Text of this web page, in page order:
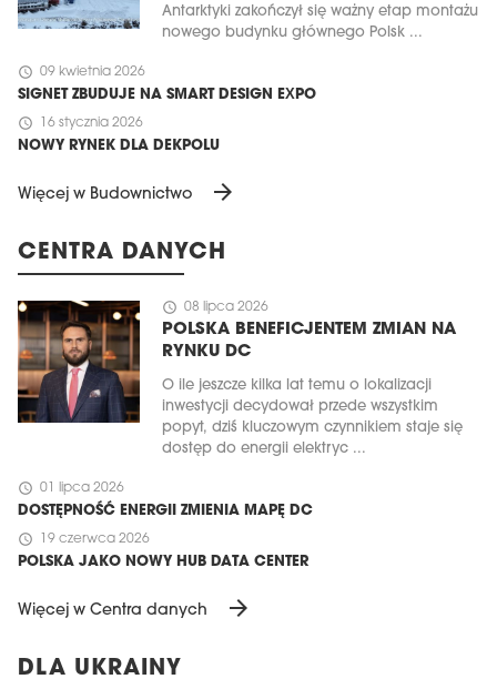
Antarktyki zakończył się ważny etap montażu
nowego budynku głównego Polsk ...
schedule 09 kwietnia 2026
SIGNET ZBUDUJE NA SMART DESIGN EXPO
schedule 16 stycznia 2026
NOWY RYNEK DLA DEKPOLU
Więcej w Budownictwo arrow_forward
CENTRA DANYCH
schedule 08 lipca 2026
POLSKA BENEFICJENTEM ZMIAN NA
RYNKU DC
O ile jeszcze kilka lat temu o lokalizacji
inwestycji decydował przede wszystkim
popyt, dziś kluczowym czynnikiem staje się
dostęp do energii elektryc ...
schedule 01 lipca 2026
DOSTĘPNOŚĆ ENERGII ZMIENIA MAPĘ DC
schedule 19 czerwca 2026
POLSKA JAKO NOWY HUB DATA CENTER
Więcej w Centra danych arrow_forward
DLA UKRAINY